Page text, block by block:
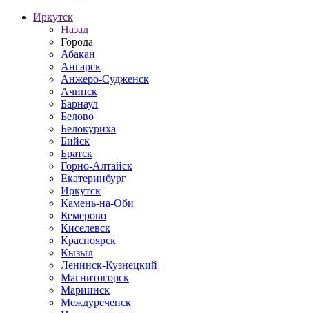
Иркутск
Назад
Города
Абакан
Ангарск
Анжеро-Судженск
Ачинск
Барнаул
Белово
Белокуриха
Бийск
Братск
Горно-Алтайск
Екатеринбург
Иркутск
Камень-на-Оби
Кемерово
Киселевск
Красноярск
Кызыл
Ленинск-Кузнецкий
Магнитогорск
Мариинск
Междуреченск